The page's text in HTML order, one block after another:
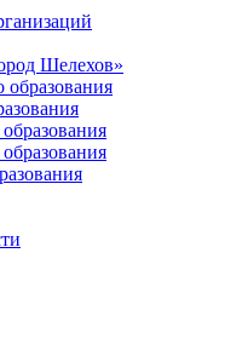
Шелехов»